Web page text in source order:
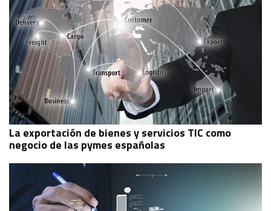
La exportación de bienes y servicios TIC como
negocio de las pymes españolas